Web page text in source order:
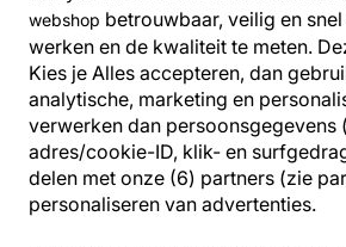
webshop betrouwbaar, veilig en
werken en de kwaliteit te meten.
Kies je Alles accepteren, dan
analytische, marketing en
verwerken dan persoonsgegevens
adres/cookie-ID, klik- en
delen met onze (6) partners (zie
personaliseren van advertenties.